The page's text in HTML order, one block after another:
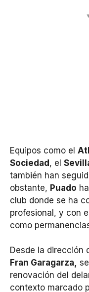
Equipos como el
Sociedad, el
también han
obstante, Puado
club donde se ha
profesional, y con
como
Desde la dirección
Fran Garagarza,
renovación del
contexto marcado